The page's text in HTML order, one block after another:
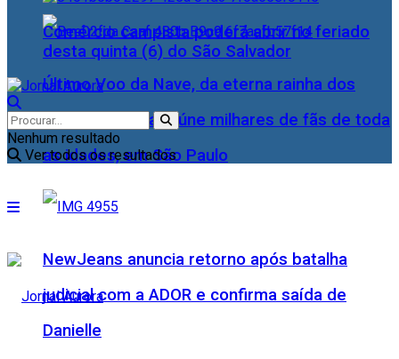
Último Voo da Nave, da eterna rainha dos
Baixinhos, Xuxa reúne milhares de fãs de toda
as idades, em São Paulo
NewJeans anuncia retorno após batalha
judicial com a ADOR e confirma saída de
Danielle
Comércio campista poderá abrir no feriado
desta quinta (6) do São Salvador
Nenhum resultado
Ver todos os resultados